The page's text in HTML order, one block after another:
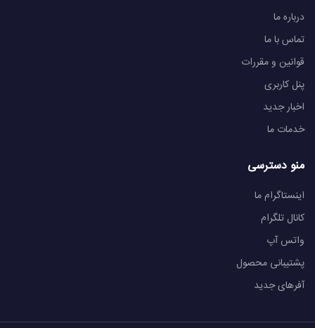
درباره ما
تماس با ما
قوانین و مقررات
پنل کاربری
اخبار جدید
خدمات ما
منو دسترسی
اینستاگرام ما
کانال تلگرام
واتس آپ
پشتیبانی محصول
آفرهای جدید